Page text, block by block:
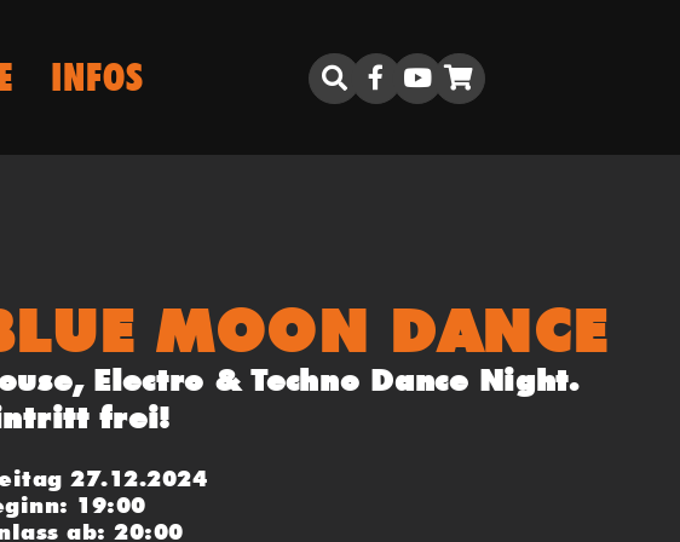
INFOS
MOON DANCE
Electro & Techno Dance Night.
frei!
27.12.2024
19:00
ab: 20:00